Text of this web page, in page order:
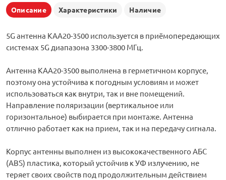
Описание Характеристики Наличие
5G антенна KAA20-3500 используется в приёмопередающих
системах 5G диапазона 3300-3800 МГц.
Антенна KAA20-3500 выполнена в герметичном корпусе,
поэтому она устойчива к погодным условиям и может
использоваться как внутри, так и вне помещений.
Направление поляризации (вертикальное или
горизонтальное) выбирается при монтаже. Антенна
отлично работает как на прием, так и на передачу сигнала.
Корпус антенны выполнен из высококачественного АБС
(ABS) пластика, который устойчив к УФ излучению, не
теряет своих свойств под продолжительным действием